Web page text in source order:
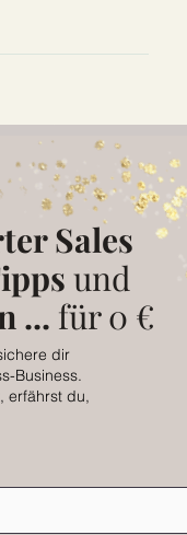
Sales
und
... für 0 €
dir
Business.
erfährst du,